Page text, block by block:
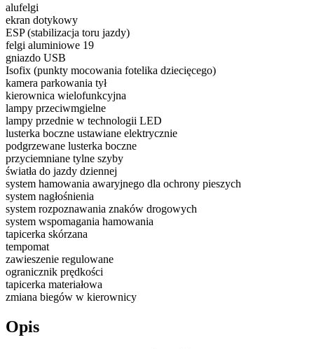
alufelgi
ekran dotykowy
ESP (stabilizacja toru jazdy)
felgi aluminiowe 19
gniazdo USB
Isofix (punkty mocowania fotelika dziecięcego)
kamera parkowania tył
kierownica wielofunkcyjna
lampy przeciwmgielne
lampy przednie w technologii LED
lusterka boczne ustawiane elektrycznie
podgrzewane lusterka boczne
przyciemniane tylne szyby
światła do jazdy dziennej
system hamowania awaryjnego dla ochrony pieszych
system nagłośnienia
system rozpoznawania znaków drogowych
system wspomagania hamowania
tapicerka skórzana
tempomat
zawieszenie regulowane
ogranicznik prędkości
tapicerka materiałowa
zmiana biegów w kierownicy
Opis